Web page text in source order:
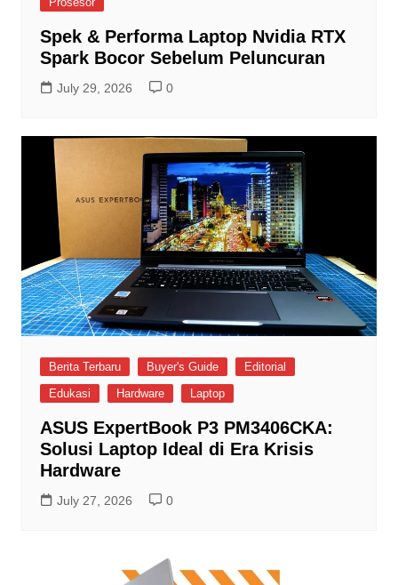
Spek & Performa Laptop Nvidia RTX
Spark Bocor Sebelum Peluncuran
July 29, 2026 0
Berita Terbaru Buyer's Guide
Editorial
Edukasi
Hardware Laptop
ASUS ExpertBook P3 PM3406CKA:
Solusi Laptop Ideal di Era Krisis
Hardware
July 27, 2026 0